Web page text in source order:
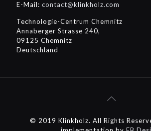
E-Mail: contact@klinkholz.com
Technologie-Centrum Chemnitz
Annaberger Strasse 240,
09125 Chemnitz
Deutschland
© 2019 Klinkholz. All Rights